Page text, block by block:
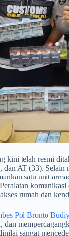
kini telah resmi
AT (33). Selain
satu unit
rumah dan
Pol Bronto
dan
sangat